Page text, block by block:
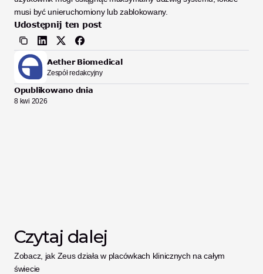
musi być unieruchomiony lub zablokowany.
Udostępnij ten post
Aether Biomedical
Zespół redakcyjny
Opublikowano dnia
8 kwi 2026
Czytaj dalej
Zobacz, jak Zeus działa w placówkach klinicznych na całym
świecie